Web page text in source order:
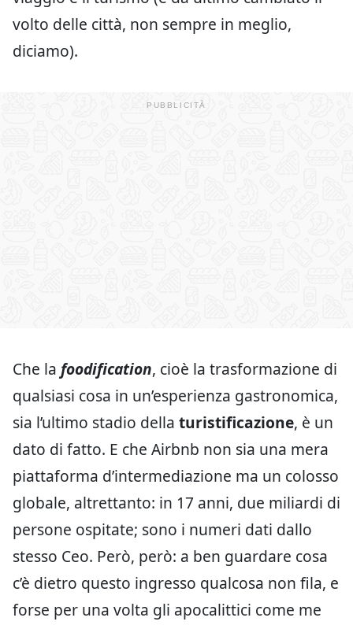
volto delle città, non sempre in meglio,
diciamo).
Che la foodification, cioè la trasformazione di
qualsiasi cosa in un’esperienza gastronomica,
sia l’ultimo stadio della turistificazione, è un
dato di fatto. E che Airbnb non sia una mera
piattaforma d’intermediazione ma un colosso
globale, altrettanto: in 17 anni, due miliardi di
persone ospitate; sono i numeri dati dallo
stesso Ceo. Però, però: a ben guardare cosa
c’è dietro questo ingresso qualcosa non fila, e
forse per una volta gli apocalittici come me